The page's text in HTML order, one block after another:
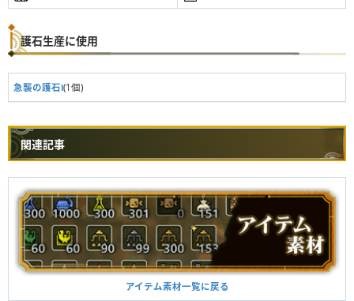
護石生産に使用
急襲の護石Ⅰ(1個)
関連記事
アイテム素材一覧に戻る